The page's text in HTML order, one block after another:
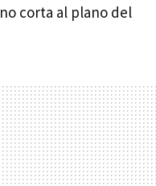
corta al plano del